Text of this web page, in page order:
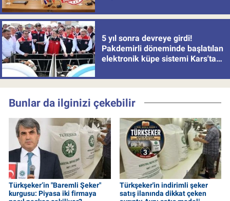
5 yıl sonra devreye girdi!
Pakdemirli döneminde başlatılan
elektronik küpe sistemi Kars'tan
Bunlar da ilginizi çekebilir
Türkşeker’in "Baremli Şeker"
kurgusu: Piyasa iki firmaya
Türkşeker'in indirimli şeker
satış ilanında dikkat çeken